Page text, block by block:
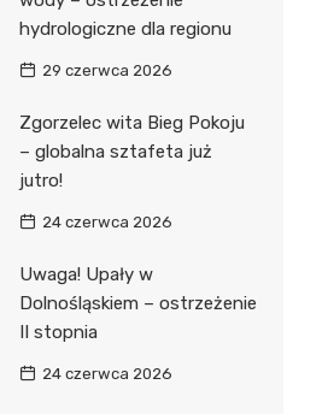
hydrologiczne dla regionu
29 czerwca 2026
Zgorzelec wita Bieg Pokoju
– globalna sztafeta już
jutro!
24 czerwca 2026
Uwaga! Upały w
Dolnośląskiem – ostrzeżenie
II stopnia
24 czerwca 2026